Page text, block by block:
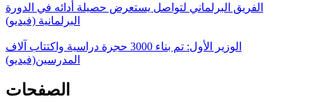
الفريق البرلماني لتواصل يستعرض حصيلة أدائه في الدورة
البرلمانية (فيديو)
الوزير الأول: تم بناء 3000 حجرة دراسية واكتتاب آلاف
المدرسين(فيديو)
الصفحات